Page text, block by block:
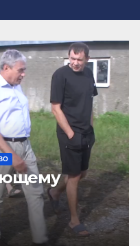
пункты
в этом
участие в
красивая